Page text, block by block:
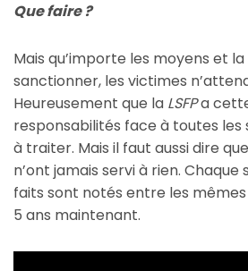
Que faire ?
Mais qu’importe les moyens et
sanctionner, les victimes
Heureusement que la LSFPa
responsabilités face à toutes les
à traiter. Mais il faut aussi dire
n’ont jamais servi à rien. Chaque
faits sont notés entre les
5 ans maintenant.